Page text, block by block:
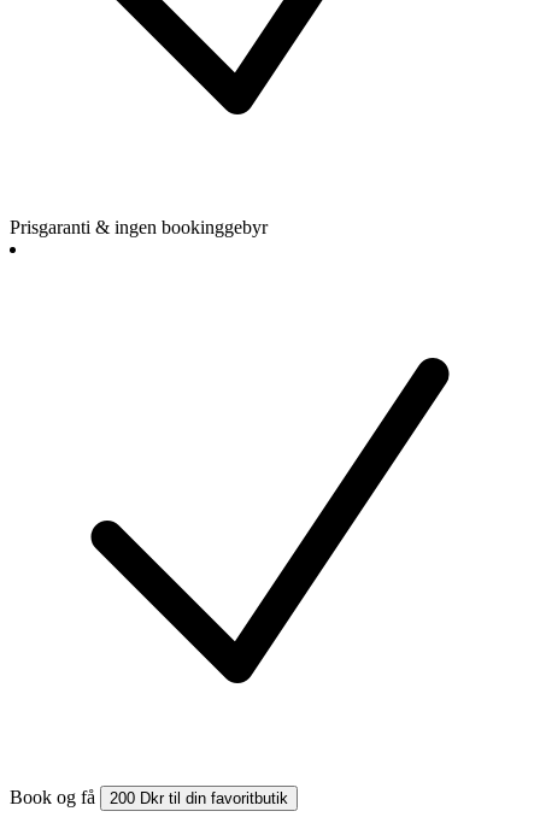
Prisgaranti & ingen bookinggebyr
Book og få 200 Dkr til din favoritbutik